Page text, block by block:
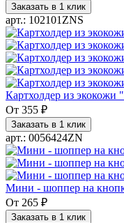
Заказать в 1 клик
арт.: 102101ZNS
Картхолдер из экокожи
От 355 ₽
Заказать в 1 клик
арт.: 0056424ZN
Мини - шоппер на
От 265 ₽
Заказать в 1 клик